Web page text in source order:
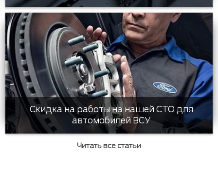
Скидка на работы на нашей СТО для
автомобилей ВСУ
Читать все статьи